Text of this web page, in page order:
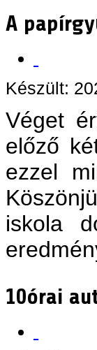
A
Készült:
Véget
előző
ezzel
iskola
10órai